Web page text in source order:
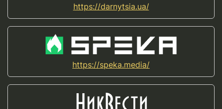
https://darnytsia.ua/
https://speka.media/